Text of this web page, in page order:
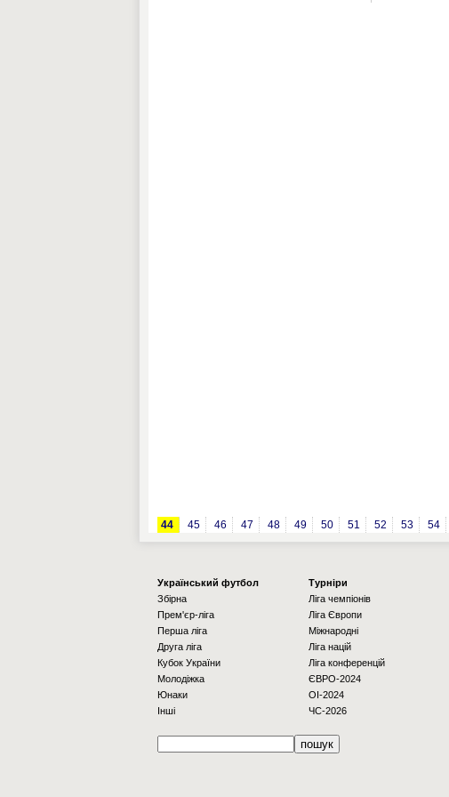
44 45 46 47 48 49 50 51 52 53 54
Українcький футбол
Збірна
Прем'єр-ліга
Перша ліга
Друга ліга
Кубок України
Молодіжка
Юнаки
Інші
Турніри
Ліга чемпіонів
Ліга Європи
Міжнародні
Ліга націй
Ліга конференцій
ЄВРО-2024
OI-2024
ЧС-2026